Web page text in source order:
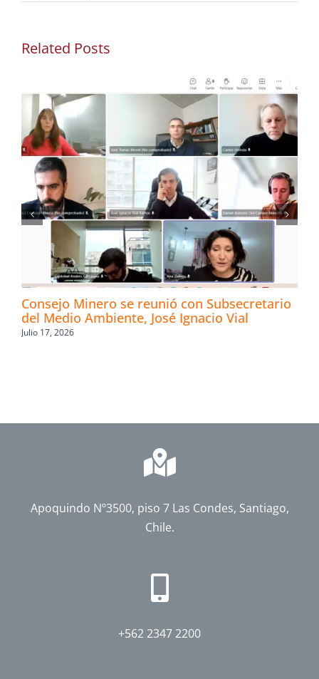
Related Posts
Consejo Minero se reunió con Subsecretario
del Medio Ambiente, José Ignacio Vial
Julio 17, 2026
Apoquindo Nº3500, piso 7 Las Condes, Santiago,
Chile.
+562 2347 2200